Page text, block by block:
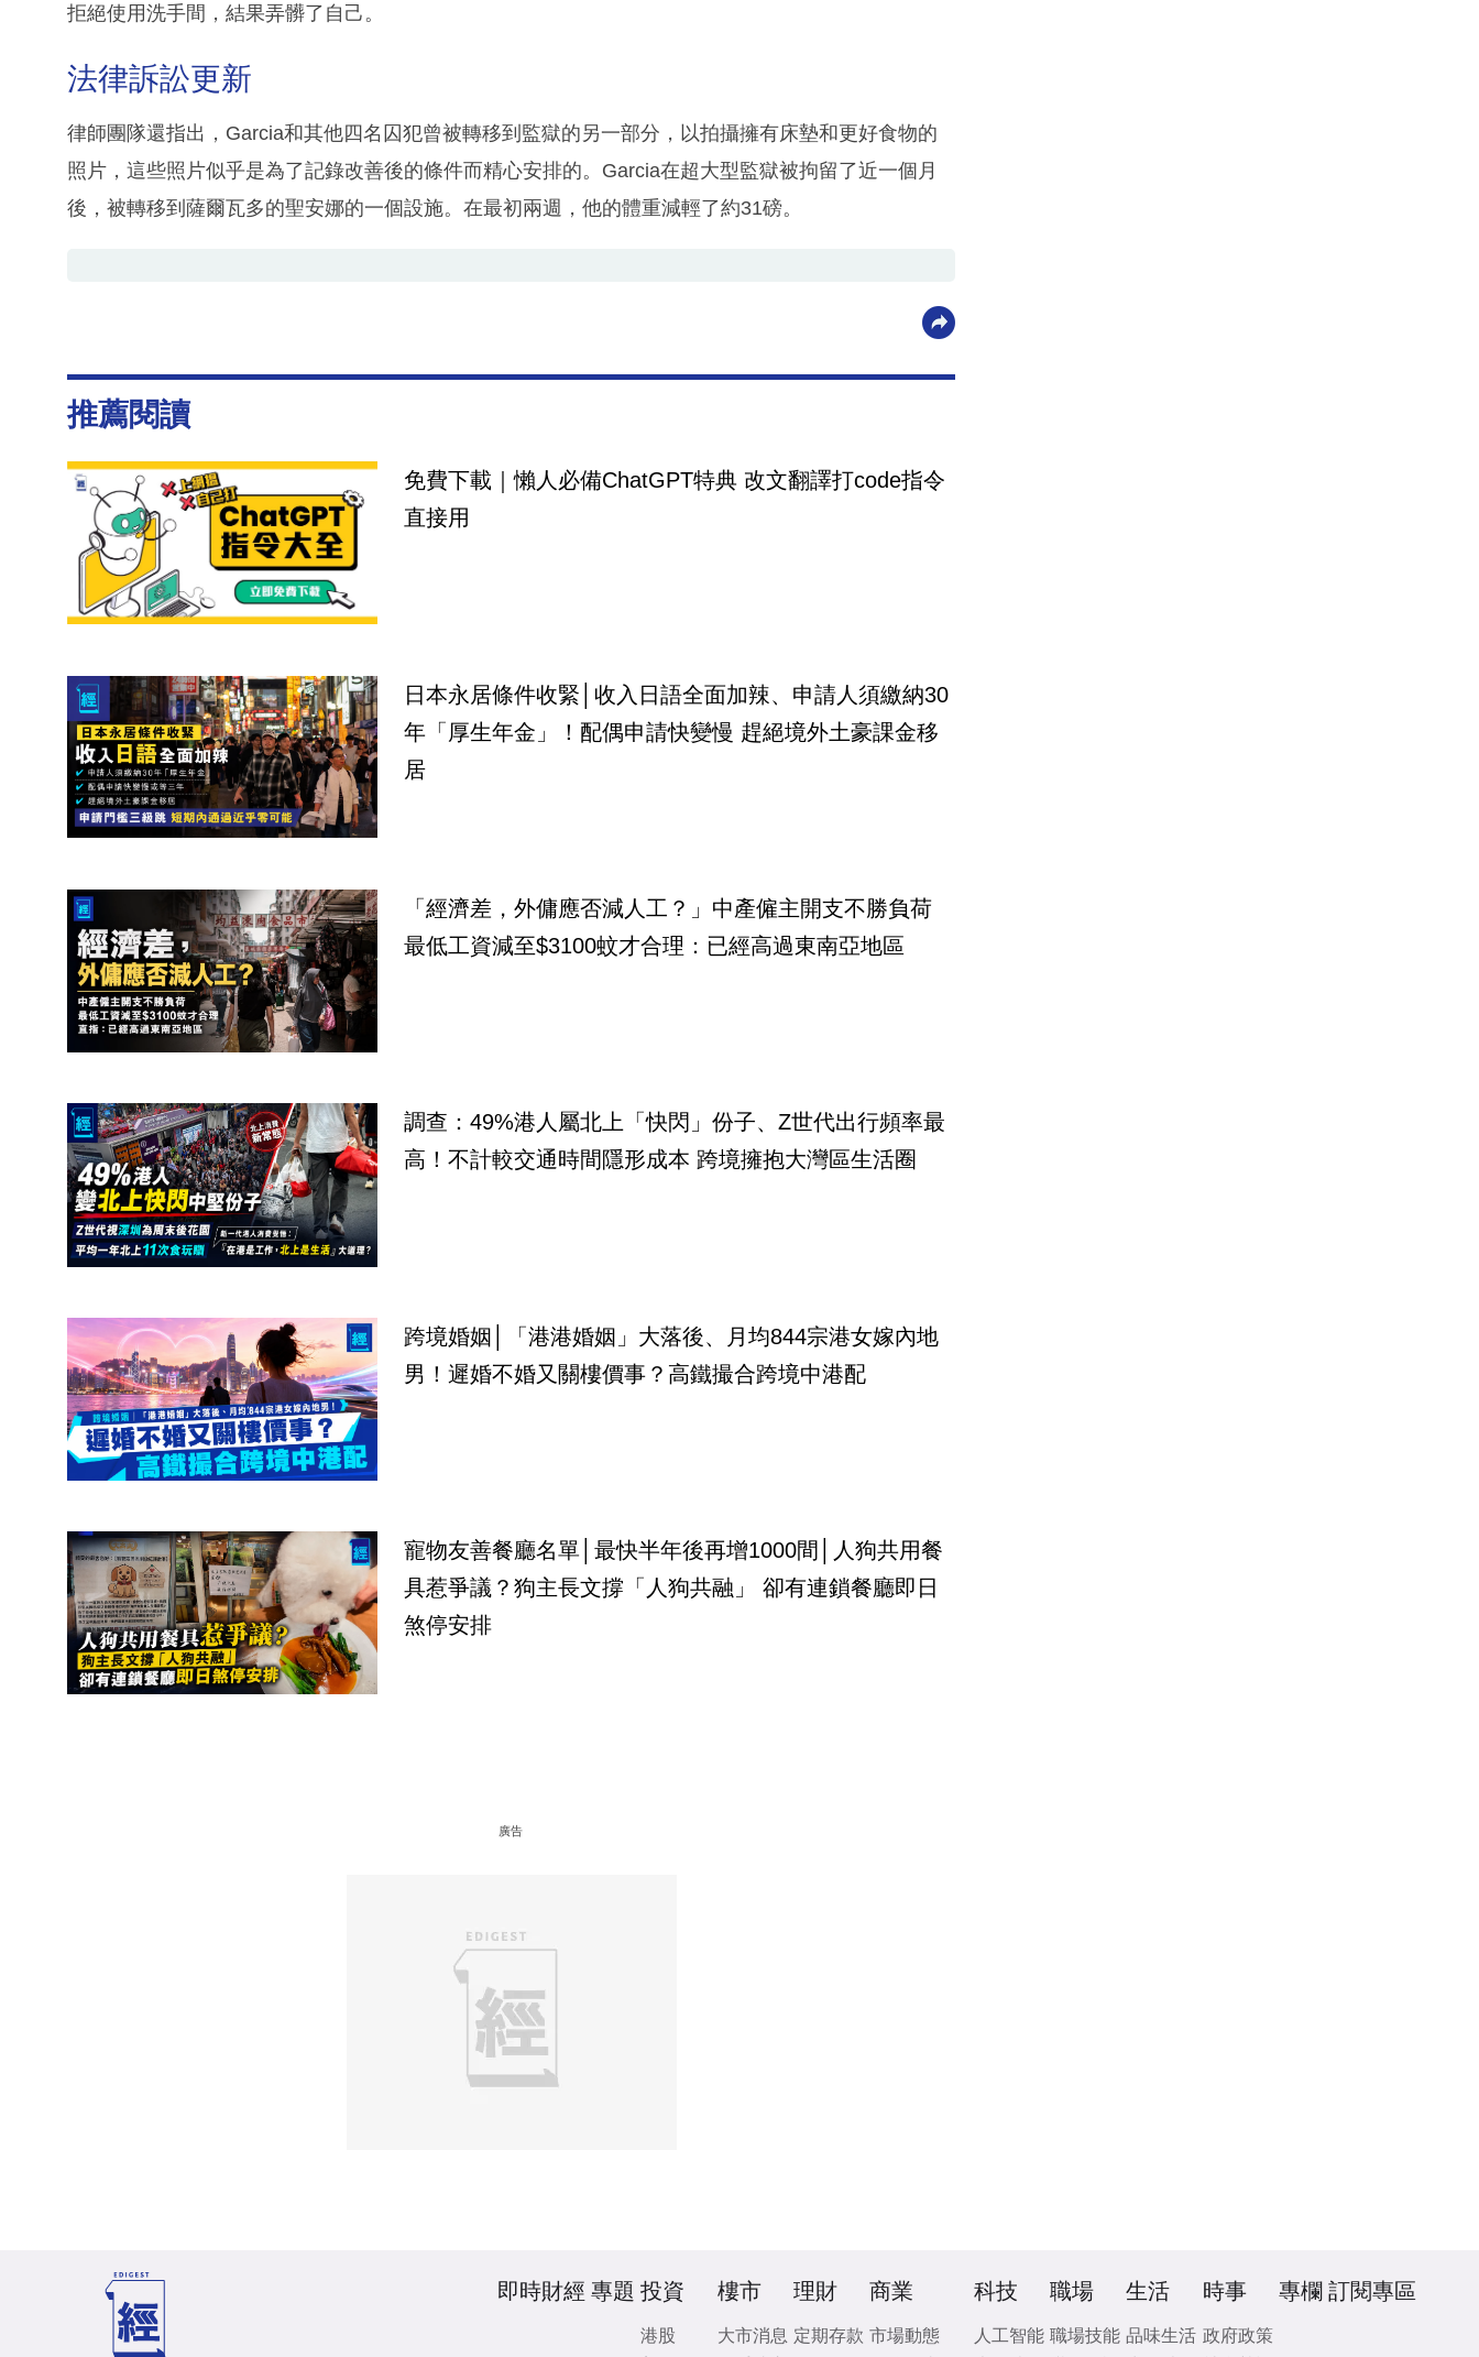
拒絕使用洗手間，結果弄髒了自己。
法律訴訟更新
律師團隊還指出，Garcia和其他四名囚犯曾被轉移到監獄的另一部分，以拍攝擁有床墊和更好食物的
照片，這些照片似乎是為了記錄改善後的條件而精心安排的。Garcia在超大型監獄被拘留了近一個月
後，被轉移到薩爾瓦多的聖安娜的一個設施。在最初兩週，他的體重減輕了約31磅。
推薦閱讀
免費下載｜懶人必備ChatGPT特典 改文翻譯打code指令
直接用
日本永居條件收緊│收入日語全面加辣、申請人須繳納30
年「厚生年金」！配偶申請快變慢 趕絕境外土豪課金移
居
「經濟差，外傭應否減人工？」中產僱主開支不勝負荷
最低工資減至$3100蚊才合理：已經高過東南亞地區
調查：49%港人屬北上「快閃」份子、Z世代出行頻率最
高！不計較交通時間隱形成本 跨境擁抱大灣區生活圈
跨境婚姻│「港港婚姻」大落後、月均844宗港女嫁內地
男！遲婚不婚又關樓價事？高鐵撮合跨境中港配
寵物友善餐廳名單│最快半年後再增1000間│人狗共用餐
具惹爭議？狗主長文撐「人狗共融」 卻有連鎖餐廳即日
煞停安排
廣告
即時財經 專題 投資
港股
樓市
大市消息
理財
定期存款
商業
市場動態
科技
人工智能
職場
職場技能
生活
品味生活
時事
政府政策
專欄 訂閱專區